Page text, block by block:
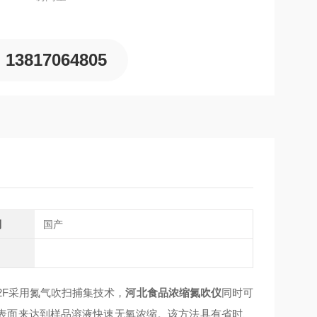
13817064805
国产
采用氮气吹扫捕集技术，河北食品浓缩氮吹仪同时可
来达到样品溶液快速无氧浓缩。该方法具有省时、